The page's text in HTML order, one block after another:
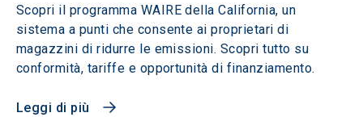
Scopri il programma WAIRE della California, un
sistema a punti che consente ai proprietari di
magazzini di ridurre le emissioni. Scopri tutto su
conformità, tariffe e opportunità di finanziamento.
Leggi di più